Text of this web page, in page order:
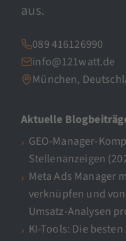
aus.
089 416126990
info@121watt.de
München,
Aktuelle
GEO-Manager-
Stellenanzeigen
Meta Ads Manager
verknüpfen und
Umsatz-Analysen
KI-Tools: Die